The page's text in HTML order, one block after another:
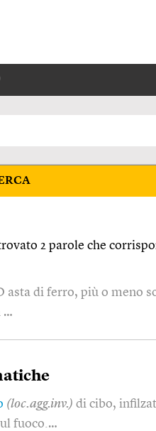
2 parole che
asta di ferro, più o meno
…
(loc.agg.inv.) di cibo,
fuoco.…